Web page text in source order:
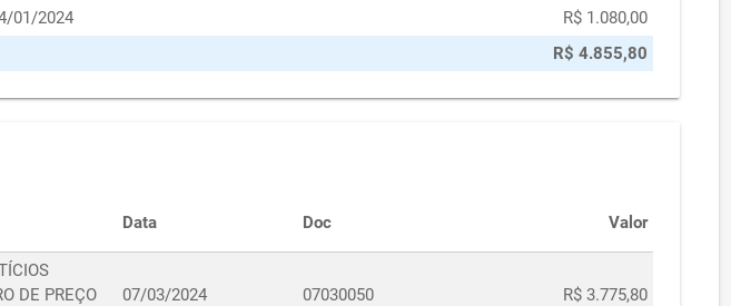
01/2024
R$ 1.080,00
R$ 4.855,80
Data Doc Valor
DE PREÇO
07/03/2024 07030050 R$ 3.775,80